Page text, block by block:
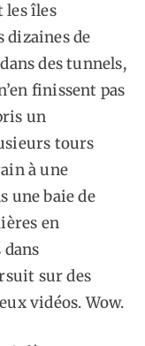
les îles
dizaines de
des tunnels,
finissent pas
un
tours
à une
une baie de
en
sur des
vidéos. Wow.